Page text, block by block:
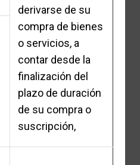
derivarse de su
compra de bienes
o servicios, a
contar desde la
finalización del
plazo de duración
de su compra o
suscripción,